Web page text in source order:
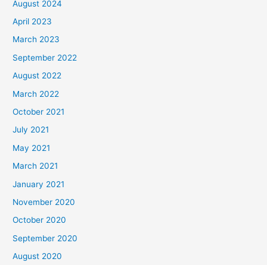
August 2024
April 2023
March 2023
September 2022
August 2022
March 2022
October 2021
July 2021
May 2021
March 2021
January 2021
November 2020
October 2020
September 2020
August 2020